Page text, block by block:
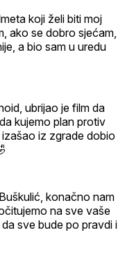
koji želi biti moj
ako se dobro sjećam,
a bio sam u uredu
ubrijao je film da
kujemo plan protiv
iz zgrade dobio
konačno nam
na sve vaše
sve bude po pravdi i